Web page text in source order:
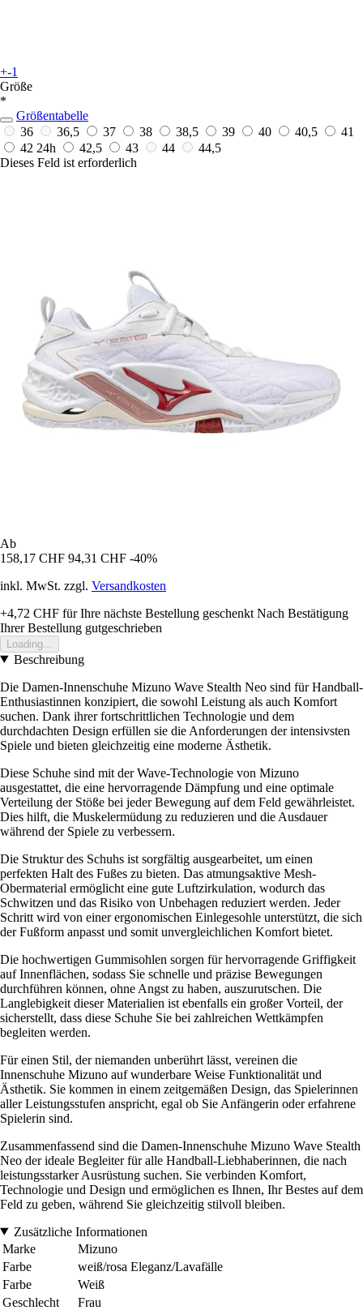
+-1
Größe
*
Größentabelle
36
36,5 37 38 38,5 39 40 40,5
41
42 24h 42,5 43 44
44,5
Dieses Feld ist erforderlich
Ab
158,17 CHF 94,31 CHF -40%
inkl. MwSt. zzgl. Versandkosten
+4,72 CHF für Ihre nächste Bestellung geschenkt Nach Bestätigung
Ihrer Bestellung gutgeschrieben
Loading...
Beschreibung
Die Damen-Innenschuhe Mizuno Wave Stealth Neo sind für Handball-
Enthusiastinnen konzipiert, die sowohl Leistung als auch Komfort
suchen. Dank ihrer fortschrittlichen Technologie und dem
durchdachten Design erfüllen sie die Anforderungen der intensivsten
Spiele und bieten gleichzeitig eine moderne Ästhetik.
Diese Schuhe sind mit der Wave-Technologie von Mizuno
ausgestattet, die eine hervorragende Dämpfung und eine optimale
Verteilung der Stöße bei jeder Bewegung auf dem Feld gewährleistet.
Dies hilft, die Muskelermüdung zu reduzieren und die Ausdauer
während der Spiele zu verbessern.
Die Struktur des Schuhs ist sorgfältig ausgearbeitet, um einen
perfekten Halt des Fußes zu bieten. Das atmungsaktive Mesh-
Obermaterial ermöglicht eine gute Luftzirkulation, wodurch das
Schwitzen und das Risiko von Unbehagen reduziert werden. Jeder
Schritt wird von einer ergonomischen Einlegesohle unterstützt, die sich
der Fußform anpasst und somit unvergleichlichen Komfort bietet.
Die hochwertigen Gummisohlen sorgen für hervorragende Griffigkeit
auf Innenflächen, sodass Sie schnelle und präzise Bewegungen
durchführen können, ohne Angst zu haben, auszurutschen. Die
Langlebigkeit dieser Materialien ist ebenfalls ein großer Vorteil, der
sicherstellt, dass diese Schuhe Sie bei zahlreichen Wettkämpfen
begleiten werden.
Für einen Stil, der niemanden unberührt lässt, vereinen die
Innenschuhe Mizuno auf wunderbare Weise Funktionalität und
Ästhetik. Sie kommen in einem zeitgemäßen Design, das Spielerinnen
aller Leistungsstufen anspricht, egal ob Sie Anfängerin oder erfahrene
Spielerin sind.
Zusammenfassend sind die Damen-Innenschuhe Mizuno Wave Stealth
Neo der ideale Begleiter für alle Handball-Liebhaberinnen, die nach
leistungsstarker Ausrüstung suchen. Sie verbinden Komfort,
Technologie und Design und ermöglichen es Ihnen, Ihr Bestes auf dem
Feld zu geben, während Sie gleichzeitig stilvoll bleiben.
Zusätzliche Informationen
Marke
Mizuno
Farbe
weiß/rosa Eleganz/Lavafälle
Farbe
Weiß
Geschlecht
Frau